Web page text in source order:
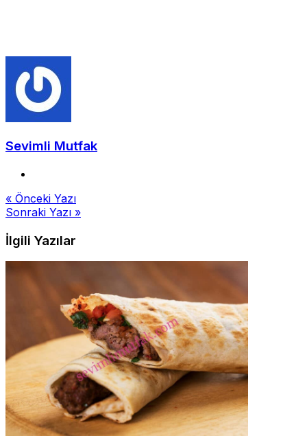
Sevimli Mutfak
Yazı
gezinmesi
« Önceki Yazı
Sonraki Yazı »
İlgili Yazılar